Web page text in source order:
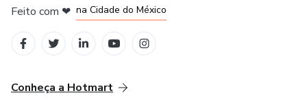
Feito com ❤ na Cidade do México
Conheça a Hotmart